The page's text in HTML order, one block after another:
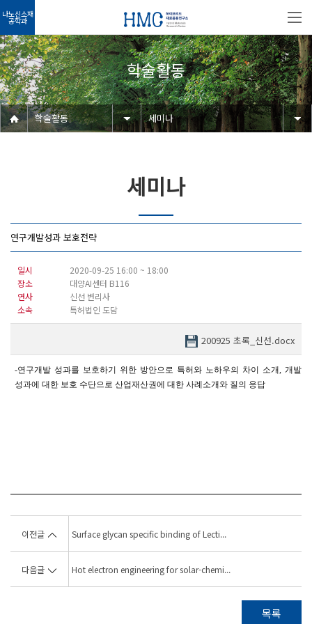
나노신소재
공학과
학술활동
학술활동 세미나
세미나
연구개발성과 보호전략
일시
2020-09-25 16:00 ~ 18:00
장소
대양AI센터 B116
연사
신선 변리사
소속
특허법인 도담
200925 초록_신선.docx
-연구개발 성과를 보호하기 위한 방안으로 특허와 노하우의 차이 소개, 개발
성과에 대한 보호 수단으로 산업재산권에 대한 사례소개와 질의 응답
이전글 Surface glycan specific binding of Lecti...
다음글 Hot electron engineering for solar-chemi...
목록